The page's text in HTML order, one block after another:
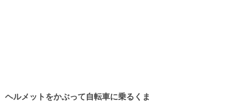
ヘルメットをかぶって自転車に乗るくま